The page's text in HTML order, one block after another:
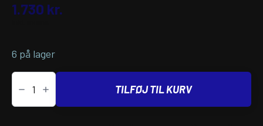
1.730 kr.
6 på lager
PROX
PISTON
KT
KTM/HUSQ
TILFØJ TIL KURV